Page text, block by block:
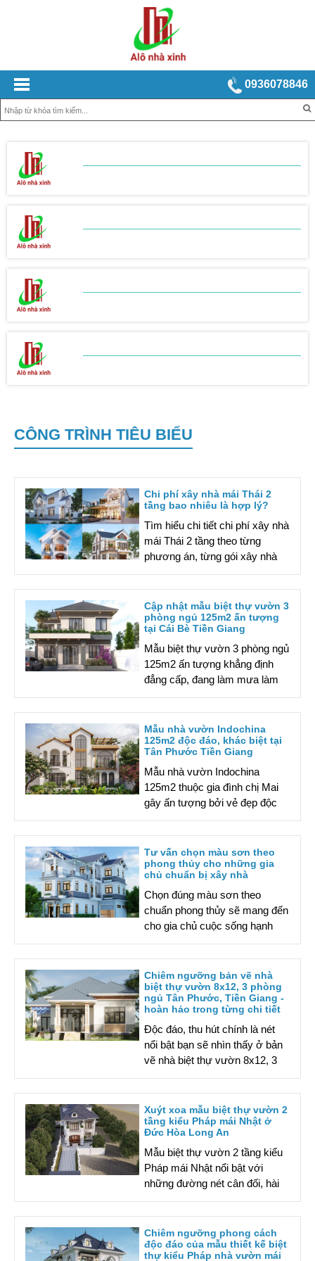
0936078846
CÔNG TRÌNH TIÊU BIỂU
Chi phí xây nhà mái Thái 2
tầng bao nhiêu là hợp lý?
Tìm hiểu chi tiết chi phí xây nhà
mái Thái 2 tầng theo từng
phương án, từng gói xây nhà
giúp lên dự toán chính xác.
Liên hệ theo số hotline để được
tư vấn và hỗ trợ chi tiết nhé!
Cập nhật mẫu biệt thự vườn 3
phòng ngủ 125m2 ấn tượng
tại Cái Bè Tiền Giang
Mẫu biệt thự vườn 3 phòng ngủ
125m2 ấn tượng khẳng định
đẳng cấp, đang làm mưa làm
gió tạo Cái Bè Tiền Giang. Click
chuột vào bài viết để tìm hiểu
chi tiết.
Mẫu nhà vườn Indochina
125m2 độc đáo, khác biệt tại
Tân Phước Tiền Giang
Mẫu nhà vườn Indochina
125m2 thuộc gia đình chị Mai
gây ấn tượng bởi vẻ đẹp độc
đáo, khác biệt so với thị trường
chung. Click chuột để tìm hiểu
chi tiết.
Tư vấn chọn màu sơn theo
phong thủy cho những gia
chủ chuẩn bị xây nhà
Chọn đúng màu sơn theo
chuẩn phong thủy sẽ mang đến
cho gia chủ cuộc sống hạnh
phúc, chiêu tài, đón lộc. Cùng
Alo Nhà Xinh tìm hiểu thông tin
chi tiết ngay nhé!
Chiêm ngưỡng bản vẽ nhà
biệt thự vườn 8x12, 3 phòng
ngủ Tân Phước, Tiền Giang -
hoàn hảo trong từng chi tiết
Độc đáo, thu hút chính là nét
nổi bật bạn sẽ nhìn thấy ở bản
vẽ nhà biệt thự vườn 8x12, 3
phòng ngủ Tân Phước Tiền
Giang. Cùng Alo Nhà Xinh
khám phá ngay nhé!
Xuýt xoa mẫu biệt thự vườn 2
tầng kiểu Pháp mái Nhật ở
Đức Hòa Long An
Mẫu biệt thự vườn 2 tầng kiểu
Pháp mái Nhật nổi bật với
những đường nét cân đối, hài
hoà là chọn lựa lý tưởng cho
không gian sống. Cùng khám
phá nhé!
Chiêm ngưỡng phong cách
độc đáo của mẫu thiết kế biệt
thự kiểu Pháp nhà vườn mái